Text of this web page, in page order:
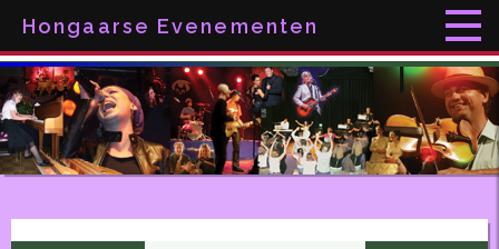
Hongaarse Evenementen